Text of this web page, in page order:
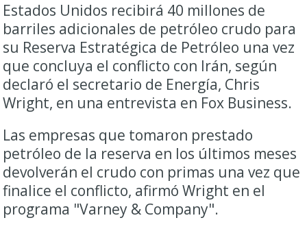
Estados Unidos recibirá 40 millones de
barriles adicionales de petróleo crudo para
su Reserva Estratégica de Petróleo una vez
que concluya el conflicto con Irán, según
declaró el secretario de Energía, Chris
Wright, en una entrevista en Fox Business.
Las empresas que tomaron prestado
petróleo de la reserva en los últimos meses
devolverán el crudo con primas una vez que
finalice el conflicto, afirmó Wright en el
programa "Varney & Company".